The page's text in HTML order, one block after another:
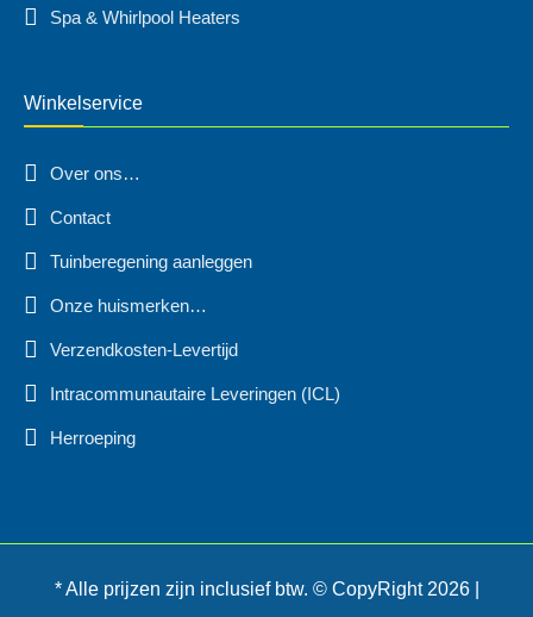
Spa & Whirlpool Heaters
Winkelservice
Over ons…
Contact
Tuinberegening aanleggen
Onze huismerken…
Verzendkosten-Levertijd
Intracommunautaire Leveringen (ICL)
Herroeping
* Alle prijzen zijn inclusief btw. © CopyRight 2026 |